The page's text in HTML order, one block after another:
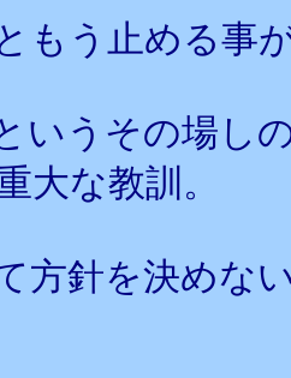
もう止める事
いうその場し
大な教訓。
方針を決めな